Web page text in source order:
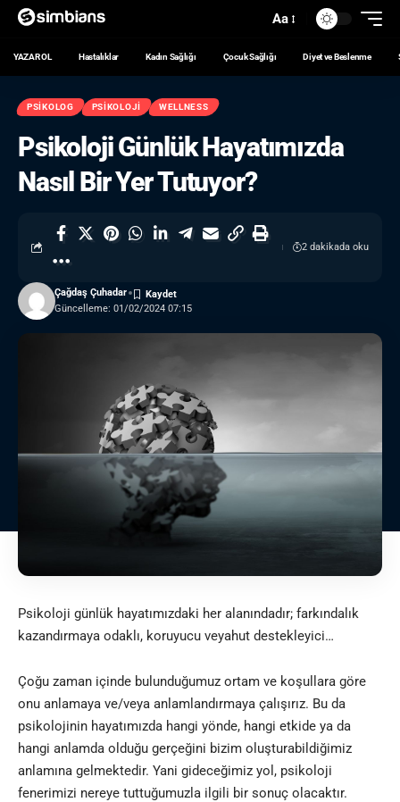
Aa
YAZAR OL Hastalıklar Kadın Sağlığı Çocuk Sağlığı Diyet ve Beslenme
PSIKOLOG PSIKOLOJI WELLNESS
Psikoloji Günlük Hayatımızda
Nasıl Bir Yer Tutuyor?
Güncelleme: 01/02/2024 07:15
Çağdaş Çuhadar
2 dakikada oku
Psikoloji günlük hayatımızdaki her alanındadır; farkındalık
kazandırmaya odaklı, koruyucu veyahut destekleyici…
Çoğu zaman içinde bulunduğumuz ortam ve koşullara göre
onu anlamaya ve/veya anlamlandırmaya çalışırız. Bu da
psikolojinin hayatımızda hangi yönde, hangi etkide ya da
hangi anlamda olduğu gerçeğini bizim oluşturabildiğimiz
anlamına gelmektedir. Yani gideceğimiz yol, psikoloji
fenerimizi nereye tuttuğumuzla ilgili bir sonuç olacaktır.